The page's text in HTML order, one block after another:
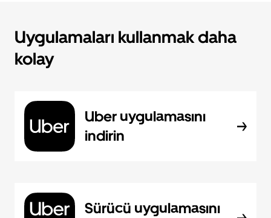
Uygulamaları kullanmak daha
kolay
Uber uygulamasını
indirin
Sürücü uygulamasını